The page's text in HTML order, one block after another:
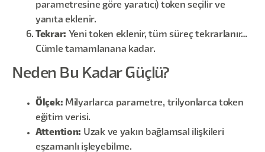
parametresine göre yaratıcı) token seçilir ve
yanıta eklenir.
Tekrar: Yeni token eklenir, tüm süreç tekrarlanır…
Cümle tamamlanana kadar.
Neden Bu Kadar Güçlü?
Ölçek: Milyarlarca parametre, trilyonlarca token
eğitim verisi.
Attention: Uzak ve yakın bağlamsal ilişkileri
eşzamanlı işleyebilme.